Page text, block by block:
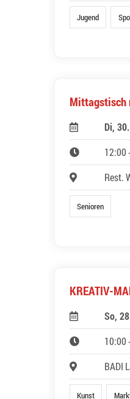
Jugend
Mittagstisch
Di,
12:00
Rest.
Senioren
KREATIV-
So,
10:00
BADI
Kunst